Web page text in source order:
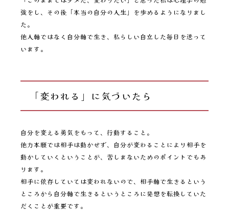
強をし、その後「本当の自分の人生」を歩めるようになりまし
た。
他人軸ではなく自分軸で生き、私らしい自立した毎日を送って
います。
「変われる」に気づいたら
自分を変える勇気をもって、行動すること。
他力本願では相手は動かせず、自分が変わることにより相手を
動かしていくということが、苦しまないためのポイントでもあ
ります。
相手に依存していては変われないので、相手軸で生きるという
ところから自分軸で生きるというところに発想を転換していた
だくことが重要です。